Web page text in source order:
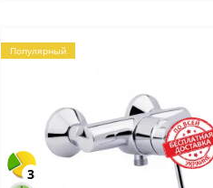
Популярный
3